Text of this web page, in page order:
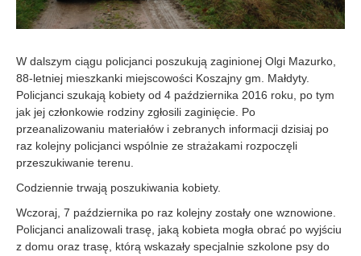
W dalszym ciągu policjanci poszukują zaginionej Olgi Mazurko,
88-letniej mieszkanki miejscowości Koszajny gm. Małdyty.
Policjanci szukają kobiety od 4 października 2016 roku, po tym
jak jej członkowie rodziny zgłosili zaginięcie. Po
przeanalizowaniu materiałów i zebranych informacji dzisiaj po
raz kolejny policjanci wspólnie ze strażakami rozpoczęli
przeszukiwanie terenu.
Codziennie trwają poszukiwania kobiety.
Wczoraj, 7 października po raz kolejny zostały one wznowione.
Policjanci analizowali trasę, jaką kobieta mogła obrać po wyjściu
z domu oraz trasę, którą wskazały specjalnie szkolone psy do